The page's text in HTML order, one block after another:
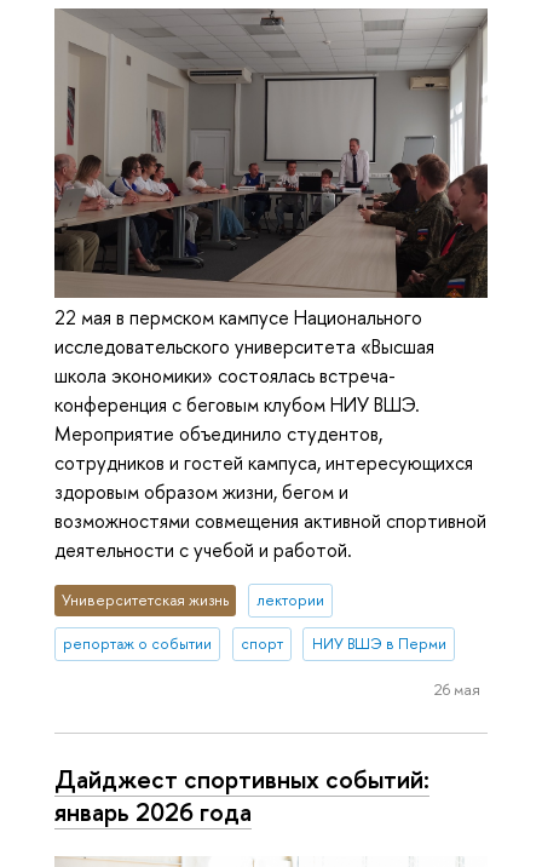
22 мая в пермском кампусе Национального
исследовательского университета «Высшая
школа экономики» состоялась встреча-
конференция с беговым клубом НИУ ВШЭ.
Мероприятие объединило студентов,
сотрудников и гостей кампуса, интересующихся
здоровым образом жизни, бегом и
возможностями совмещения активной спортивной
деятельности с учебой и работой.
Университетская жизнь лектории
репортаж о событии спорт НИУ ВШЭ в Перми
26 мая
Дайджест спортивных событий:
январь 2026 года